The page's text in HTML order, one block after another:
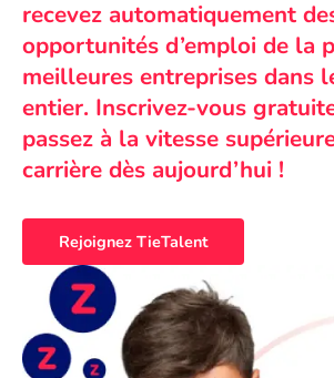
recevez automatiquement
opportunités d’emploi de la
meilleures entreprises dans
entier. Inscrivez-vous
passez à la vitesse
carrière dès aujourd’hui !
Rejoignez TieTalent